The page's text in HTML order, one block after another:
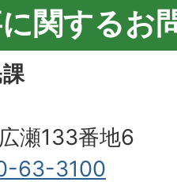
関するお
瀬133番地6
63-3100